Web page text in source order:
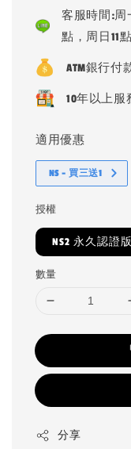
客服時間:周
點，周日11
ATM銀行付
10年以上服
適用優惠
NS - 買三送1
授權
NS2 永久認證版
數量
分享